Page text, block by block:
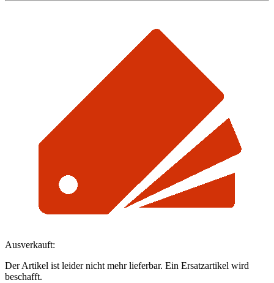
Ausverkauft:
Der Artikel ist leider nicht mehr lieferbar. Ein Ersatzartikel wird
beschafft.